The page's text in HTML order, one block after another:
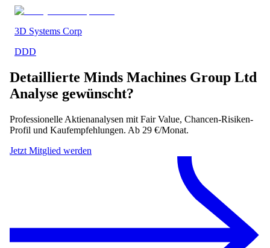
3D Systems Corp
DDD
Detaillierte Minds Machines Group Ltd
Analyse gewünscht?
Professionelle Aktienanalysen mit Fair Value, Chancen-Risiken-
Profil und Kaufempfehlungen. Ab 29 €/Monat.
Jetzt Mitglied werden